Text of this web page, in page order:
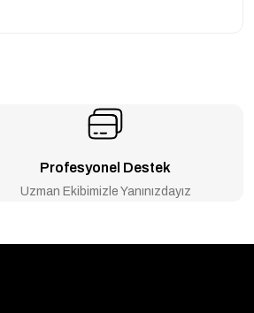
Profesyonel Destek
Uzman Ekibimizle Yanınızdayız